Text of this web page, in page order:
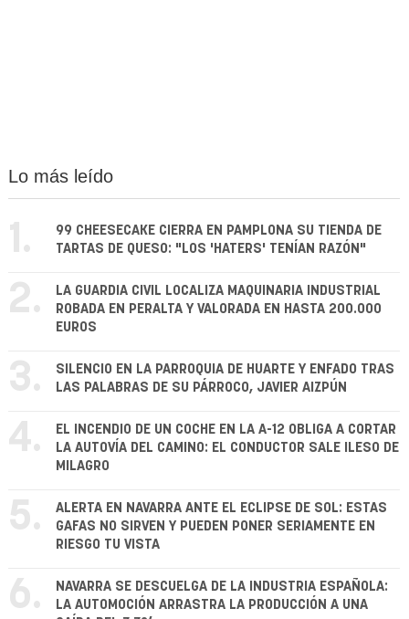
Lo más leído
1.
99 CHEESECAKE CIERRA EN PAMPLONA SU TIENDA DE
TARTAS DE QUESO: "LOS 'HATERS' TENÍAN RAZÓN"
2.
LA GUARDIA CIVIL LOCALIZA MAQUINARIA INDUSTRIAL
ROBADA EN PERALTA Y VALORADA EN HASTA 200.000
EUROS
3.
SILENCIO EN LA PARROQUIA DE HUARTE Y ENFADO TRAS
LAS PALABRAS DE SU PÁRROCO, JAVIER AIZPÚN
4.
EL INCENDIO DE UN COCHE EN LA A-12 OBLIGA A CORTAR
LA AUTOVÍA DEL CAMINO: EL CONDUCTOR SALE ILESO DE
MILAGRO
5.
ALERTA EN NAVARRA ANTE EL ECLIPSE DE SOL: ESTAS
GAFAS NO SIRVEN Y PUEDEN PONER SERIAMENTE EN
RIESGO TU VISTA
6.
NAVARRA SE DESCUELGA DE LA INDUSTRIA ESPAÑOLA:
LA AUTOMOCIÓN ARRASTRA LA PRODUCCIÓN A UNA